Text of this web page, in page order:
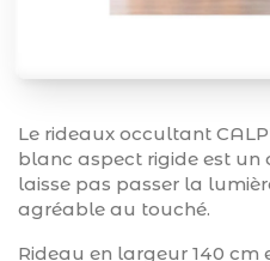
Le rideaux occultant
blanc aspect rigide est un
laisse pas passer la
agréable au touché.
Rideau en largeur 140